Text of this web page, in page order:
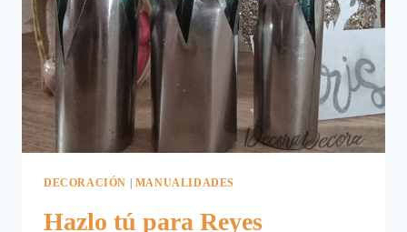
DECORACIÓN | MANUALIDADES
Hazlo tú para Reyes